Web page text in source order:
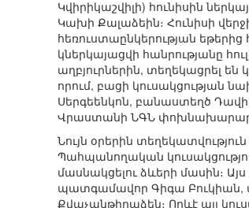
Կվիրիկաշվիլի) հունիսին
Կախի Քալաձեին։ Հունիսի
հեռուստաընկերության
կներկայացվի հանրությանը
աղբյուրներին, տեղեկացրել
որում, բացի կուսակցության
Սերգեենկոն, բանաստեղծ
Վրաստանի ՆԳՆ փոխնախարար
Նույն օրերին
Պահպանողական
մասնակցելու ձևերի մասին։
պատգամավոր Գիգա Բուկիան,
Քվաչանթիրաձեն։ Որևէ այլ